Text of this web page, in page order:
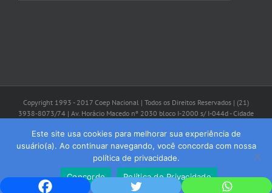
Copyright 1993 - 2017 Coep Nacional | Todos os Direitos Reservados | (21)
3938-8073/74 | Av. Horácio Macedo nº 2030 bloco I-2000 s/ I-044d - Cidade
FacebookInstagramYouTube
Este site usa cookies para melhorar sua experiência de
usuário(a). Ao continuar navegando, você concorda com nossa
política de privacidade.
Concordo
Política de Privacidade